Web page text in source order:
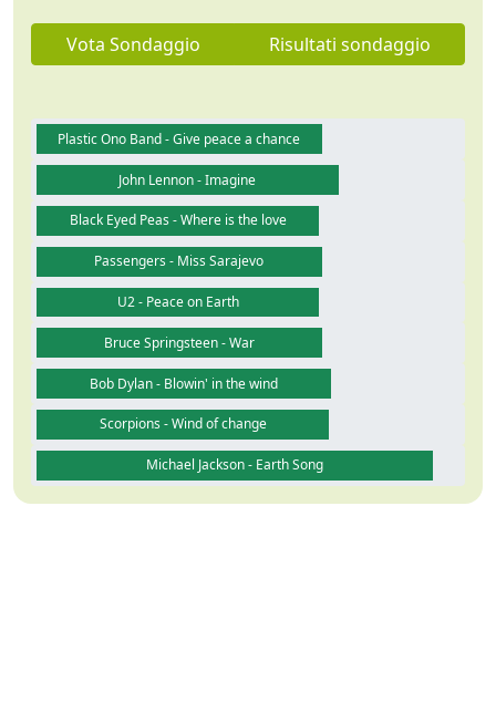
Vota Sondaggio Risultati sondaggio
Plastic Ono Band - Give peace a chance
John Lennon - Imagine
Black Eyed Peas - Where is the love
Passengers - Miss Sarajevo
U2 - Peace on Earth
Bruce Springsteen - War
Bob Dylan - Blowin' in the wind
Scorpions - Wind of change
Michael Jackson - Earth Song